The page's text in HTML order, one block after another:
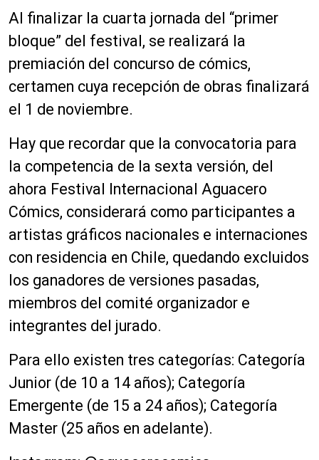
Al finalizar la cuarta jornada del “primer
bloque” del festival, se realizará la
premiación del concurso de cómics,
certamen cuya recepción de obras finalizará
el 1 de noviembre.
Hay que recordar que la convocatoria para
la competencia de la sexta versión, del
ahora Festival Internacional Aguacero
Cómics, considerará como participantes a
artistas gráficos nacionales e internaciones
con residencia en Chile, quedando excluidos
los ganadores de versiones pasadas,
miembros del comité organizador e
integrantes del jurado.
Para ello existen tres categorías: Categoría
Junior (de 10 a 14 años); Categoría
Emergente (de 15 a 24 años); Categoría
Master (25 años en adelante).